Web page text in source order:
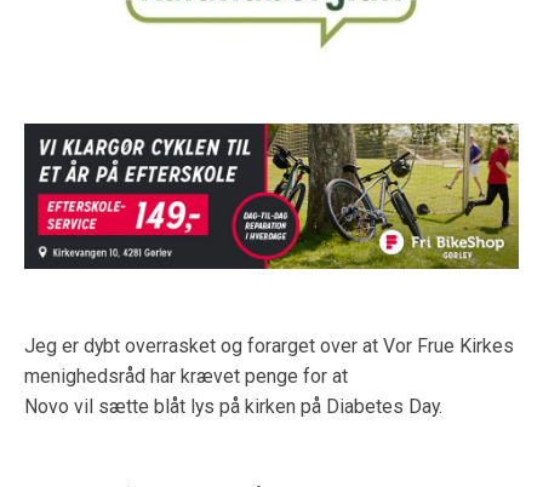
Jeg er dybt overrasket og forarget over at Vor Frue Kirkes
menighedsråd har krævet penge for at
Novo vil sætte blåt lys på kirken på Diabetes Day.